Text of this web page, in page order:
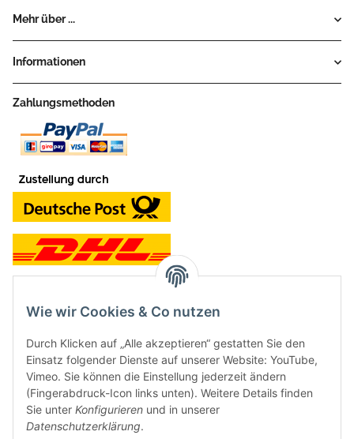
Mehr über ...
Informationen
Zahlungsmethoden
Neben dem Onlineshop haben wir ein Ladengeschäft in Hütten:
Frontline Games
Färbereiweg 3A
24358 Hütten
Wie wir Cookies & Co nutzen
Durch Klicken auf „Alle akzeptieren“ gestatten Sie den
Einsatz folgender Dienste auf unserer Website: YouTube,
Vimeo. Sie können die Einstellung jederzeit ändern
(Fingerabdruck-Icon links unten). Weitere Details finden
Sie unter Konfigurieren und in unserer
Datenschutzerklärung.